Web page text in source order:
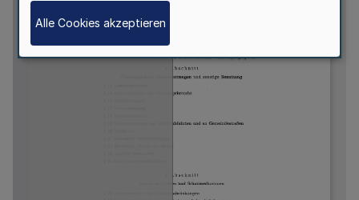
Alle Cookies akzeptieren